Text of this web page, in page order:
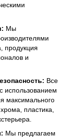
Мы
продукция
и
Все
использованием
максимального
пластика,
Мы предлагаем